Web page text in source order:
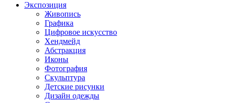
Экспозиция
Живопись
Графика
Цифровое искусство
Хендмейд
Абстракция
Иконы
Фотография
Скульптура
Детские рисунки
Дизайн одежды